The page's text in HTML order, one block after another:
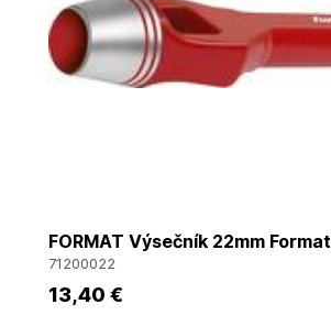
FORMAT Výsečník 22mm Format
71200022
13,40 €